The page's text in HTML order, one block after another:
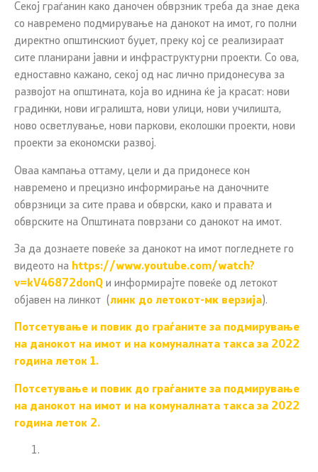
Секој граѓанин како даночен обврзник треба да знае дека
со навремено подмирување на данокот на имот, го полни
директно општинскиот буџет, преку кој се реализираат
сите планирани јавни и инфраструктурни проекти. Со ова,
едноставно кажано, секој од нас лично придонесува за
развојот на општината, која во иднина ќе ја красат: нови
градинки, нови игралишта, нови улици, нови училишта,
ново осветлување, нови паркови, еколошки проекти, нови
проекти за економски развој.
Оваа кампања оттаму, цели и да придонесе кон
навремено и прецизно информирање на даночните
обврзници за сите права и обврски, како и правата и
обврските на Општината поврзани со данокот на имот.
За да дознаете повеќе за данокот на имот погледнете го
видеото на https://www.youtube.com/watch?
v=kV46872donQ и информирајте повеќе од летокот
објавен на линкот (линк до летокот-мк верзија).
Потсетување и повик до граѓаните за подмирување
на данокот на имот и на комуналната такса за 2022
година леток 1.
Потсетување и повик до граѓаните за подмирување
на данокот на имот и на комуналната такса за 2022
година леток 2.